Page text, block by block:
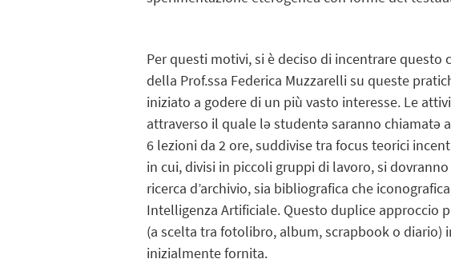
Per questi motivi, si è deciso di incentrare
della Prof.ssa Federica Muzzarelli su queste
iniziato a godere di un più vasto interesse. Le
attraverso il quale lə studentə saranno chiamatə
6 lezioni da 2 ore, suddivise tra focus teorici
in cui, divisi in piccoli gruppi di lavoro, si
ricerca d’archivio, sia bibliografica che
Intelligenza Artificiale. Questo duplice approccio
(a scelta tra fotolibro, album, scrapbook o
inizialmente fornita.